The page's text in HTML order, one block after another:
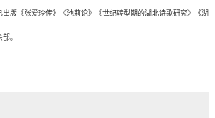
版《张爱玲传》《池莉论》《世纪转型期的湖北诗歌研究》《湖
。